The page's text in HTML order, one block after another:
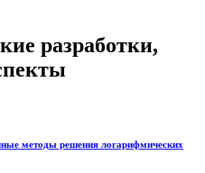
разработки,
методы решения логарифмических